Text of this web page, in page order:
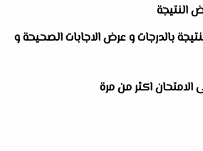
النتيجة
بالدرجات و عرض الاجابات الصحيحة و
الامتحان اكثر من مرة